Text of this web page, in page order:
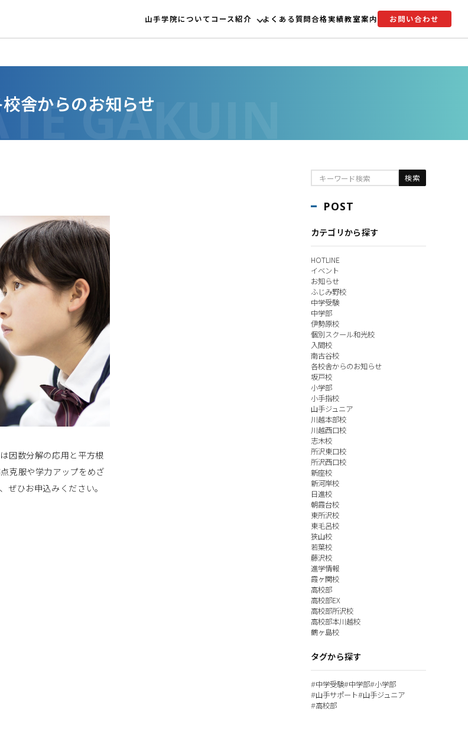
山手学院についてコース紹介 よくある質問合格実績教室案内 お問い合わせ
舎からのお知らせ
因数分解の応用と平方根
克服や学力アップをめざ
ぜひお申込みください。
POST
カテゴリから探す
HOTLINE
イベント
お知らせ
ふじみ野校
中学受験
中学部
伊勢原校
個別スクール和光校
入間校
南古谷校
各校舎からのお知らせ
坂戸校
小学部
小手指校
山手ジュニア
川越本部校
川越西口校
志木校
所沢東口校
所沢西口校
新座校
新河岸校
日進校
朝霞台校
東所沢校
東毛呂校
狭山校
若葉校
藤沢校
進学情報
霞ヶ関校
高校部
高校部EX
高校部所沢校
高校部本川越校
鶴ヶ島校
タグから探す
#中学受験#中学部#小学部
#山手サポート#山手ジュニア
#高校部